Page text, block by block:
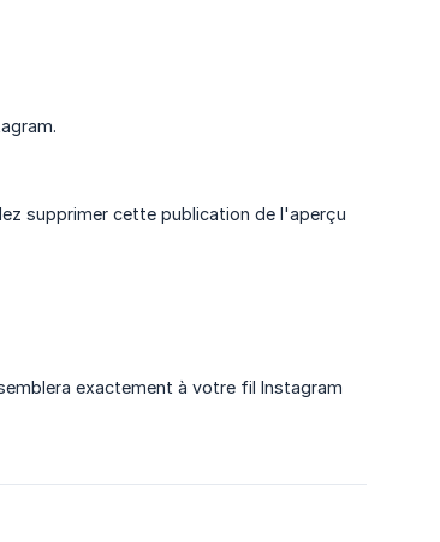
supprimer cette publication de l'aperçu
exactement à votre fil Instagram